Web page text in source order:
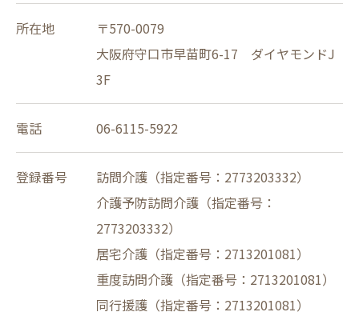
所在地
〒570-0079
大阪府守口市早苗町6-17 ダイヤモンドJ
3F
電話 06-6115-5922
登録番号
訪問介護（指定番号：2773203332）
介護予防訪問介護（指定番号：
2773203332）
居宅介護（指定番号：2713201081）
重度訪問介護（指定番号：2713201081）
同行援護（指定番号：2713201081）